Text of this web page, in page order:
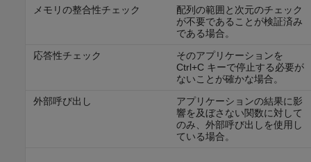
メモリの整合性チェック
配列の範囲と次元のチェック
が不要であることが検証済み
である場合。
応答性チェック
そのアプリケーションを
Ctrl+C キーで停止する必要が
ないことが確かな場合。
外部呼び出し
アプリケーションの結果に影
響を及ぼさない関数に対して
のみ、外部呼び出しを使用し
ている場合。